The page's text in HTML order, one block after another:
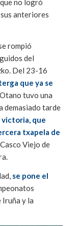
no logró
anteriores
rompió
del
Del 23-16
que ya se
tuvo una
demasiado tarde
victoria, que
txapela de
Viejo de
se pone el
Iruña y la